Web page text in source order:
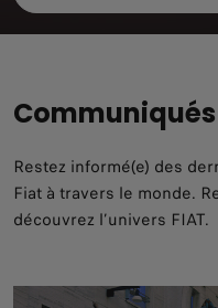
Restez informé(e) des
Fiat à travers le monde.
découvrez l’univers FIAT.